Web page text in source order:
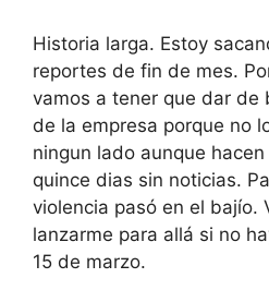
Historia larga. Estoy
reportes de fin de mes.
vamos a tener que dar de
de la empresa porque no
ningun lado aunque
quince dias sin noticias.
violencia pasó en el bajío.
lanzarme para allá si no
15 de marzo.